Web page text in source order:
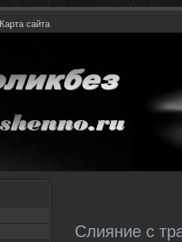
Карта сайта
Слияние с